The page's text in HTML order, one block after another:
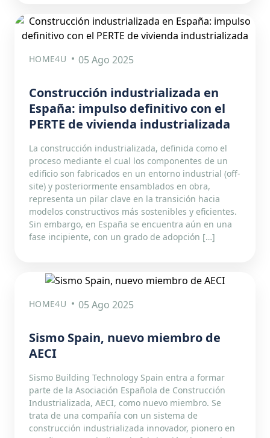
HOME4U 05 Ago 2025
Construcción industrializada en
España: impulso definitivo con el
PERTE de vivienda industrializada
La construcción industrializada, definida como el
proceso mediante el cual los componentes de un
edificio son fabricados en un entorno industrial (off-
site) y posteriormente ensamblados en obra,
representa un pilar clave en la transición hacia
modelos constructivos más sostenibles y eficientes.
Sin embargo, en España se encuentra aún en una
fase incipiente, con un grado de adopción […]
HOME4U 05 Ago 2025
Sismo Spain, nuevo miembro de
AECI
Sismo Building Technology Spain entra a formar
parte de la Asociación Española de Construcción
Industrializada, AECI, como nuevo miembro. Se
trata de una compañía con un sistema de
construcción industrializada innovador, pionero en